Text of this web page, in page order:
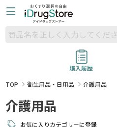
購入履歴
TOP
衛生用品・日用品 介護用品
介護用品
お気に入りカテゴリーに登録